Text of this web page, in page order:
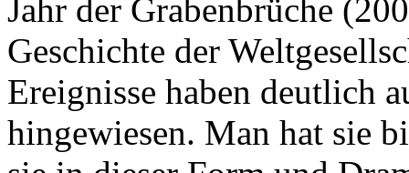
Jahr der Grabenbrüche
Geschichte der
Ereignisse haben deutlich
hingewiesen. Man hat sie